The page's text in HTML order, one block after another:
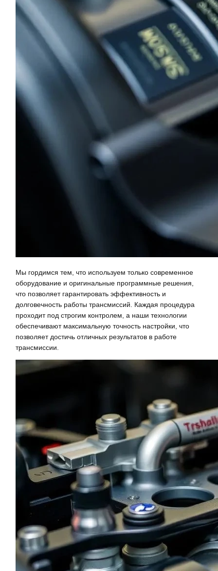
Мы гордимся тем, что используем только современное
оборудование и оригинальные программные решения,
что позволяет гарантировать эффективность и
долговечность работы трансмиссий. Каждая процедура
проходит под строгим контролем, а наши технологии
обеспечивают максимальную точность настройки, что
позволяет достичь отличных результатов в работе
трансмиссии.